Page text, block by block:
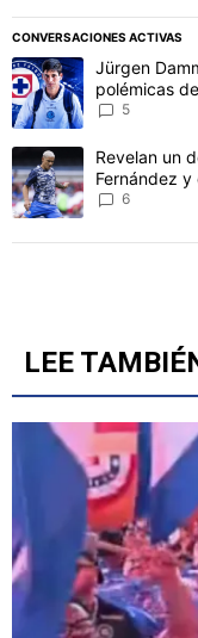
CONVERSACIONES ACTIVAS
Este listado muestra
Un artículo deJürgen
polémicas
Un artículo deRevelan un
LEE TAMBIÉN